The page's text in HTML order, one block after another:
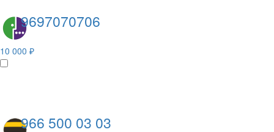
9697070706
10 000 ₽
966 500 03 03